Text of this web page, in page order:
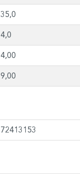
35,0
4,0
4,00
9,00
72413153